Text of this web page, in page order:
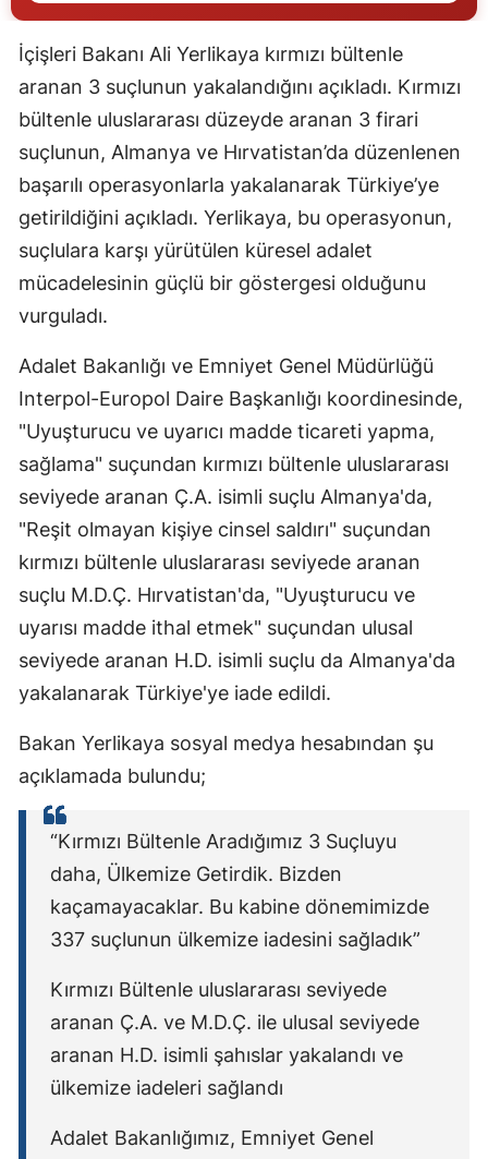
Hakkari
Hatay
Isparta
Mersin
İstanbul
İzmir
Kastamonu
Kayseri
Kırşehir
Kocaeli
Kütahya
Malatya
Manisa
Mardin
Muğla
Muş
Niğde
Ordu
Rize
Sakarya
İçişleri Bakanı Ali Yerlikaya kırmızı bültenle
aranan 3 suçlunun yakalandığını açıkladı. Kırmızı
bültenle uluslararası düzeyde aranan 3 firari
suçlunun, Almanya ve Hırvatistan’da düzenlenen
başarılı operasyonlarla yakalanarak Türkiye’ye
getirildiğini açıkladı. Yerlikaya, bu operasyonun,
suçlulara karşı yürütülen küresel adalet
mücadelesinin güçlü bir göstergesi olduğunu
vurguladı.
Adalet Bakanlığı ve Emniyet Genel Müdürlüğü
Interpol-Europol Daire Başkanlığı koordinesinde,
"Uyuşturucu ve uyarıcı madde ticareti yapma,
sağlama" suçundan kırmızı bültenle uluslararası
seviyede aranan Ç.A. isimli suçlu Almanya'da,
"Reşit olmayan kişiye cinsel saldırı" suçundan
kırmızı bültenle uluslararası seviyede aranan
suçlu M.D.Ç. Hırvatistan'da, "Uyuşturucu ve
uyarısı madde ithal etmek" suçundan ulusal
seviyede aranan H.D. isimli suçlu da Almanya'da
yakalanarak Türkiye'ye iade edildi.
Bakan Yerlikaya sosyal medya hesabından şu
açıklamada bulundu;
“Kırmızı Bültenle Aradığımız 3 Suçluyu
daha, Ülkemize Getirdik. Bizden
kaçamayacaklar. Bu kabine dönemimizde
337 suçlunun ülkemize iadesini sağladık”
Kırmızı Bültenle uluslararası seviyede
aranan Ç.A. ve M.D.Ç. ile ulusal seviyede
aranan H.D. isimli şahıslar yakalandı ve
ülkemize iadeleri sağlandı
Adalet Bakanlığımız, Emniyet Genel